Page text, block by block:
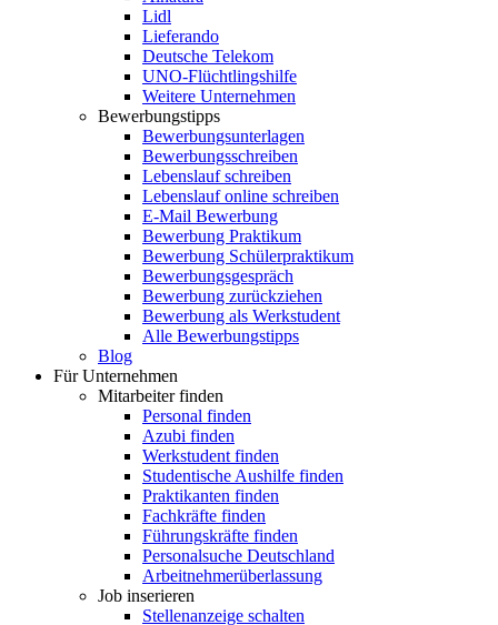
Lidl
Lieferando
Deutsche Telekom
UNO-Flüchtlingshilfe
Weitere Unternehmen
Bewerbungstipps
Bewerbungsunterlagen
Bewerbungsschreiben
Lebenslauf schreiben
Lebenslauf online schreiben
E-Mail Bewerbung
Bewerbung Praktikum
Bewerbung Schülerpraktikum
Bewerbungsgespräch
Bewerbung zurückziehen
Bewerbung als Werkstudent
Alle Bewerbungstipps
Blog
Für Unternehmen
Mitarbeiter finden
Personal finden
Azubi finden
Werkstudent finden
Studentische Aushilfe finden
Praktikanten finden
Fachkräfte finden
Führungskräfte finden
Personalsuche Deutschland
Arbeitnehmerüberlassung
Job inserieren
Stellenanzeige schalten